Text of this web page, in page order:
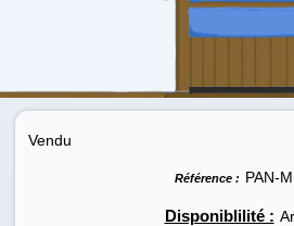
Vendu
Référence : PAN-
Disponiblilité :